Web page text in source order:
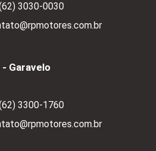
3030-0030
Garavelo
3300-1760